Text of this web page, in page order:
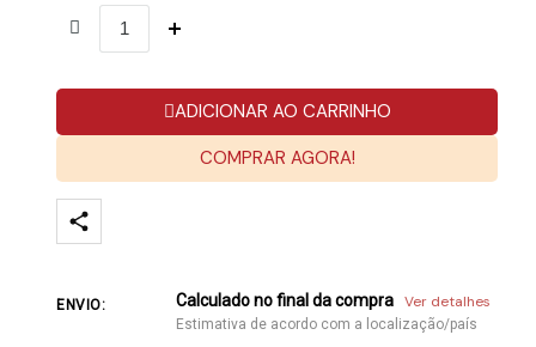
ADICIONAR AO CARRINHO
COMPRAR AGORA!
ENVIO: Calculado no final da compra Ver detalhes
Estimativa de acordo com a localização/país